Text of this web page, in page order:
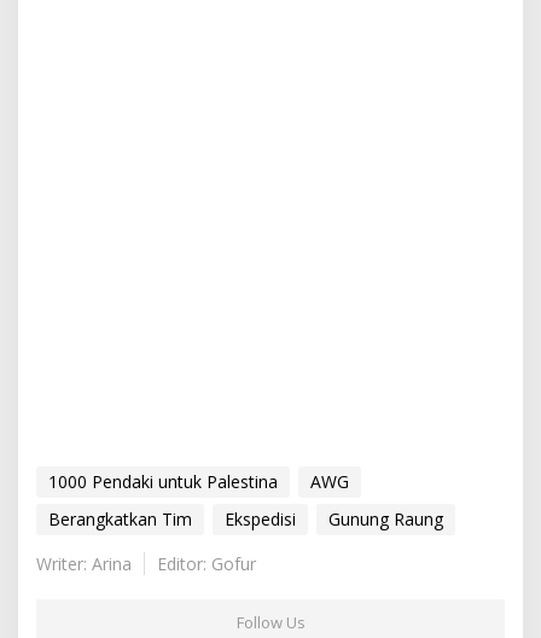
1000 Pendaki untuk Palestina
AWG
Berangkatkan Tim
Ekspedisi
Gunung Raung
Writer: Arina
Editor: Gofur
Follow Us